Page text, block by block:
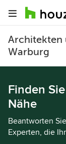
Architekten
Warburg
Finden
Nähe
Beantworten
Experten, die